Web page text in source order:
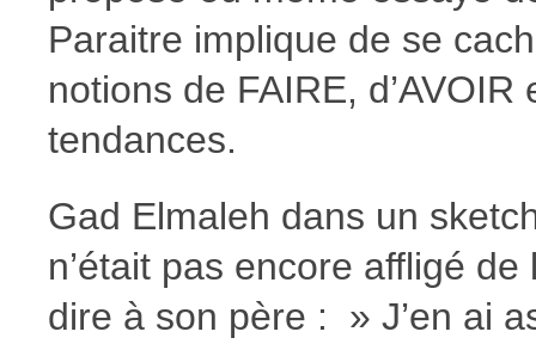
Paraitre implique de se
notions de FAIRE,
tendances.
Gad Elmaleh dans un
n’était pas encore affligé
dire à son père : » J’en ai